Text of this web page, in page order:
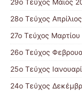
29ο Τεύχος Μάιος
28ο Τεύχος
27ο Τεύχος
26ο Τεύχος
25ο Τεύχος
24ο Τεύχος